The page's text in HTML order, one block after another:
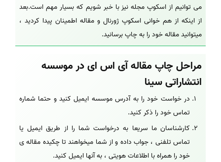
می توانیم از اسکوپ مجله نیز با خبر شویم که بسیار مهم است.بعد
از اینکه از هم خوانی اسکوپ ژورنال و مقاله اطمینان پیدا کردید ،
میتوانید مقاله خود را به چاپ برسانید.
مراحل چاپ مقاله آی اس ای در موسسه
انتشاراتی سینا
در خواست خود را به آدرس موسسه ایمیل کنید و حتما شماره
تماس خود را ذکر کنید.
کارشناسان ما سریعا به درخواست شما را از طریق ایمیل یا
تماس تلفنی ، جواب داده و از شما میخواهند تا چکیده مقاله ی
خود را همراه با اطلاعات هویتی ، به آنها ایمیل کنید.